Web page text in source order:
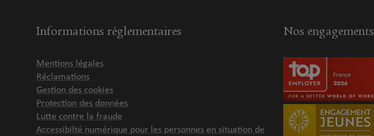
Voir plus
Informations réglementaires
Mentions légales
Réclamations
Gestion des cookies
Protection des données
Lutte contre la fraude
Accessibilté numérique pour les personnes en situation de
Nos engagements